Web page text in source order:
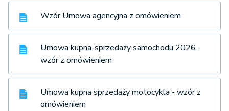
Wzór Umowa agencyjna z omówieniem
Umowa kupna-sprzedaży samochodu 2026 -
wzór z omówieniem
Umowa kupna sprzedaży motocykla - wzór z
omówieniem